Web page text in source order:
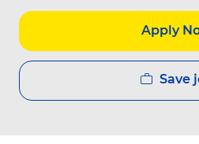
Apply
Save